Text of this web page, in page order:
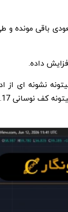
بازار همچنان صعودی
.
نشونه ای از